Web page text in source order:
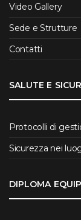
Video Gallery
Sede e Strutture
Contatti
SALUTE E
Protocolli di
Sicurezza nei
DIPLOMA